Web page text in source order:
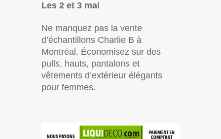
Les 2 et 3 mai
Ne manquez pas la vente
d’échantillons Charlie B à
Montréal. Économisez sur des
pulls, hauts, pantalons et
vêtements d’extérieur élégants
pour femmes.